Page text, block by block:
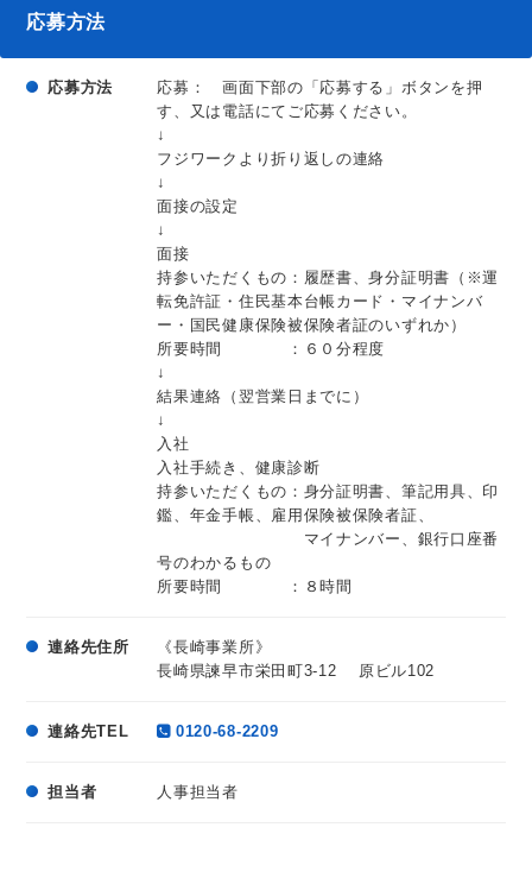
応募方法
応募方法
応募： 画面下部の「応募する」ボタンを押
す、又は電話にてご応募ください。
↓
フジワークより折り返しの連絡
↓
面接の設定
↓
面接
持参いただくもの：履歴書、身分証明書（※運
転免許証・住民基本台帳カード・マイナンバ
ー・国民健康保険被保険者証のいずれか）
所要時間 ：６０分程度
↓
結果連絡（翌営業日までに）
↓
入社
入社手続き、健康診断
持参いただくもの：身分証明書、筆記用具、印
鑑、年金手帳、雇用保険被保険者証、
マイナンバー、銀行口座番
号のわかるもの
所要時間 ：８時間
連絡先住所
《長崎事業所》
長崎県諫早市栄田町3-12 原ビル102
連絡先TEL 0120-68-2209
担当者 人事担当者